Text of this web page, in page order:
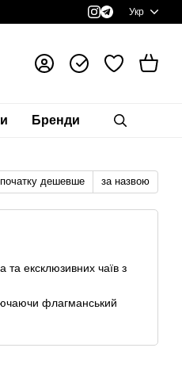
Укр
Бренди
дешевше за назвою
та ексклюзивних чаїв з
флагманський